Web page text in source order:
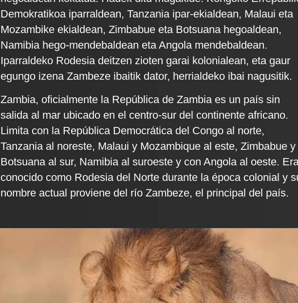
Demokratikoa iparraldean, Tanzania ipar-ekialdean, Malaui eta
Mozambike ekialdean, Zimbabue eta Botsuana hegoaldean,
Namibia hego-mendebaldean eta Angola mendebaldean.
Iparraldeko Rodesia deitzen zioten garai kolonialean, eta gaur
egungo izena Zambeze ibaitik dator, herrialdeko ibai nagusitik.
Zambia, oficialmente la República de Zambia es un país sin
salida al mar ubicado en el centro-sur del continente africano.
Limita con la República Democrática del Congo al norte,
Tanzania al noreste, Malaui y Mozambique al este, Zimbabue y
Botsuana al sur, Namibia al suroeste y con Angola al oeste.
conocido como Rodesia del Norte durante la época colonial y
nombre actual proviene del río Zambeze, el principal del país.